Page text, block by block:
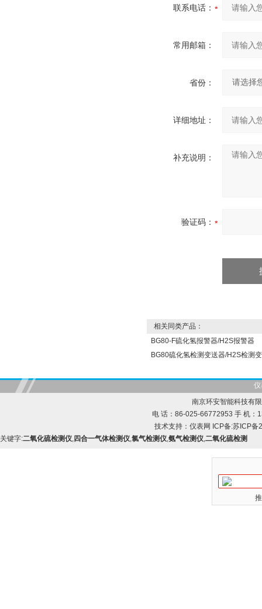
联系电话：
常用邮箱：
省份：
详细地址：
补充说明：
验证码：
相关同类产品：
BG80-F硫化氢报警器/H2S报警器
BG80硫化氢检测变送器/H2S检测
南京环安智能科技有
电 话：86-025-66772953 手 机：
技术支持： 仪表网 ICP备:苏ICP备
关键字:二氧化硫检测仪,四合一气体检测仪,氯气检测仪,氨气检测仪,二氧化硫检测